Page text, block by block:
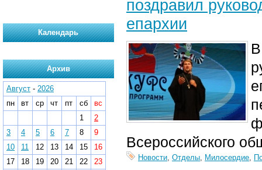
поздравил
епархии
п
Всероссийского
Новости, Отделы, Милосердие,
Календарь
Архив
Август - 2026
пн
вт ср чт пт сб
вс
1
2
3
4 5 6 7 8
9
10
11 12 13 14 15
16
17
18 19 20 21 22
23